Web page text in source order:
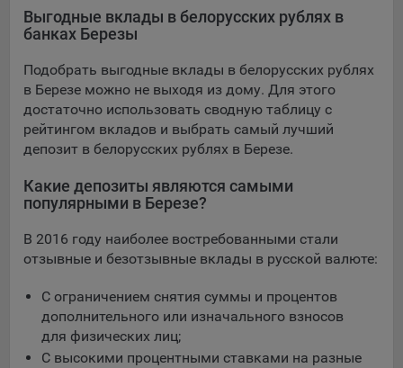
конфиденциальности Яндекс
Google Analytics – сервис веб-аналитики,
Google Data Protection Office, 1600 Amphitheatre Pkwy,
Mountain View, CA 94043, USA.Политика
конфиденциальности Google.
Matomo — это система веб-аналитики, которая позволяет
следит за доступностью сервисов, предоставляемых
Адрес: ООО «Рэкун технолоджи», 220069 г. Минск, пр-т
Дзержинского, д.3Б, пом.44.
Пиксель VK Рекламы - сервис позволяет показывать
рекламу на площадке VK пользователям, которые
Адрес: ООО «ВК», РФ, 125167, г. Москва, Ленинградский
проспект, д. 39, стр. 79, БЦ «SkyLight».
Технические настройки
Выгодные вклады в белорусских рублях в
банках Березы
Подобрать выгодные вклады в белорусских рублях
в Березе можно не выходя из дому. Для этого
достаточно использовать сводную таблицу с
рейтингом вкладов и выбрать самый лучший
депозит в белорусских рублях в Березе.
Какие депозиты являются самыми
популярными в Березе?
В 2016 году наиболее востребованными стали
отзывные и безотзывные вклады в русской валюте:
С ограничением снятия суммы и процентов
дополнительного или изначального взносов
для физических лиц;
С высокими процентными ставками на разные